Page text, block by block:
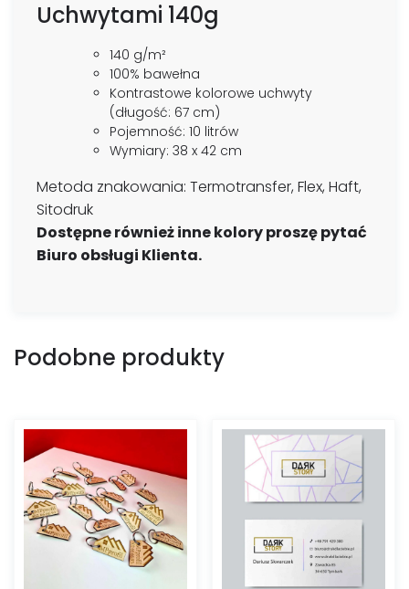
Uchwytami 140g
140 g/m²
100% bawełna
Kontrastowe kolorowe uchwyty
(długość: 67 cm)
Pojemność: 10 litrów
Wymiary: 38 x 42 cm
Metoda znakowania: Termotransfer, Flex, Haft,
Sitodruk
Dostępne również inne kolory proszę pytać
Biuro obsługi Klienta.
Podobne produkty